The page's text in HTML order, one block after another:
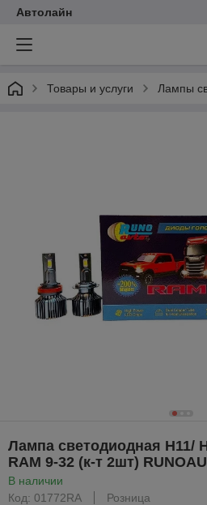
Автолайн
Товары и услуги Лампы
Лампа светодиодная H11/
RAM 9-32 (к-т 2шт)
В наличии
Код: 01772RA
Розница